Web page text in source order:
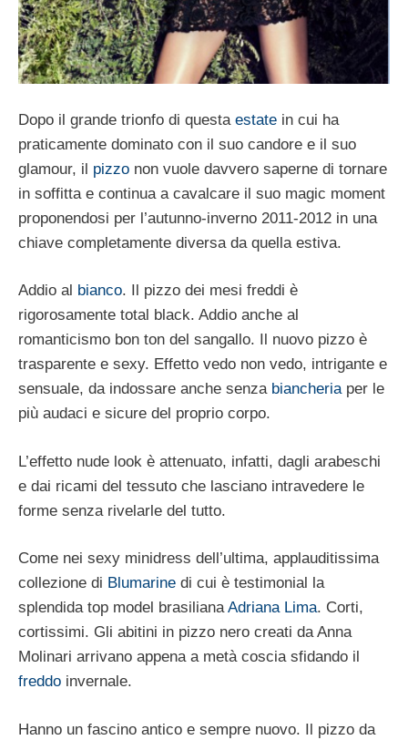
Dopo il grande trionfo di questa estate in cui ha
praticamente dominato con il suo candore e il suo
glamour, il pizzo non vuole davvero saperne di tornare
in soffitta e continua a cavalcare il suo magic moment
proponendosi per l’autunno-inverno 2011-2012 in una
chiave completamente diversa da quella estiva.
Addio al bianco. Il pizzo dei mesi freddi è
rigorosamente total black. Addio anche al
romanticismo bon ton del sangallo. Il nuovo pizzo è
trasparente e sexy. Effetto vedo non vedo, intrigante e
sensuale, da indossare anche senza biancheriaper le
più audaci e sicure del proprio corpo.
L’effetto nude look è attenuato, infatti, dagli arabeschi
e dai ricami del tessuto che lasciano intravedere le
forme senza rivelarle del tutto.
Come nei sexy minidress dell’ultima, applauditissima
collezione di Blumarine di cui è testimonial la
splendida top model brasilianaAdriana Lima. Corti,
cortissimi. Gli abitini in pizzo nero creati da Anna
Molinari arrivano appena a metà coscia sfidando il
freddo invernale.
Hanno un fascino antico e sempre nuovo. Il pizzo da